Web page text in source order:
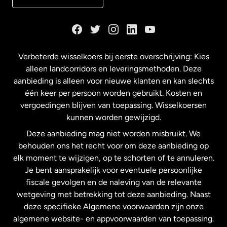
Maleisië
Nederland
Nieuw-Zeeland
Spanje
Verenigd Koninkrijk
Verbeterde wisselkoers bij eerste overschrijving: Kies
alleen landcorridors en leveringsmethoden. Deze
aanbieding is alleen voor nieuwe klanten en kan slechts
één keer per persoon worden gebruikt. Kosten en
vergoedingen blijven van toepassing. Wisselkoersen
kunnen worden gewijzigd.
Deze aanbieding mag niet worden misbruikt. We
behouden ons het recht voor om deze aanbieding op
elk moment te wijzigen, op te schorten of te annuleren.
Je bent aansprakelijk voor eventuele persoonlijke
fiscale gevolgen en de naleving van de relevante
wetgeving met betrekking tot deze aanbieding. Naast
deze specifieke Algemene voorwaarden zijn onze
algemene website- en appvoorwaarden van toepassing.